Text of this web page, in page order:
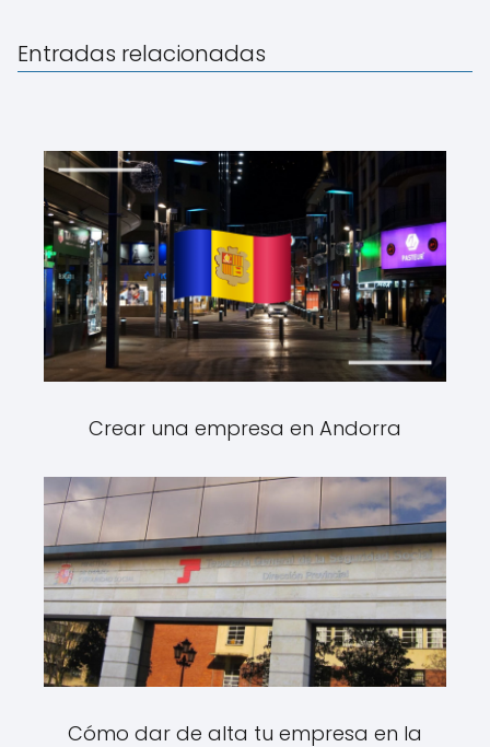
Entradas relacionadas
Crear una empresa en Andorra
Cómo dar de alta tu empresa en la